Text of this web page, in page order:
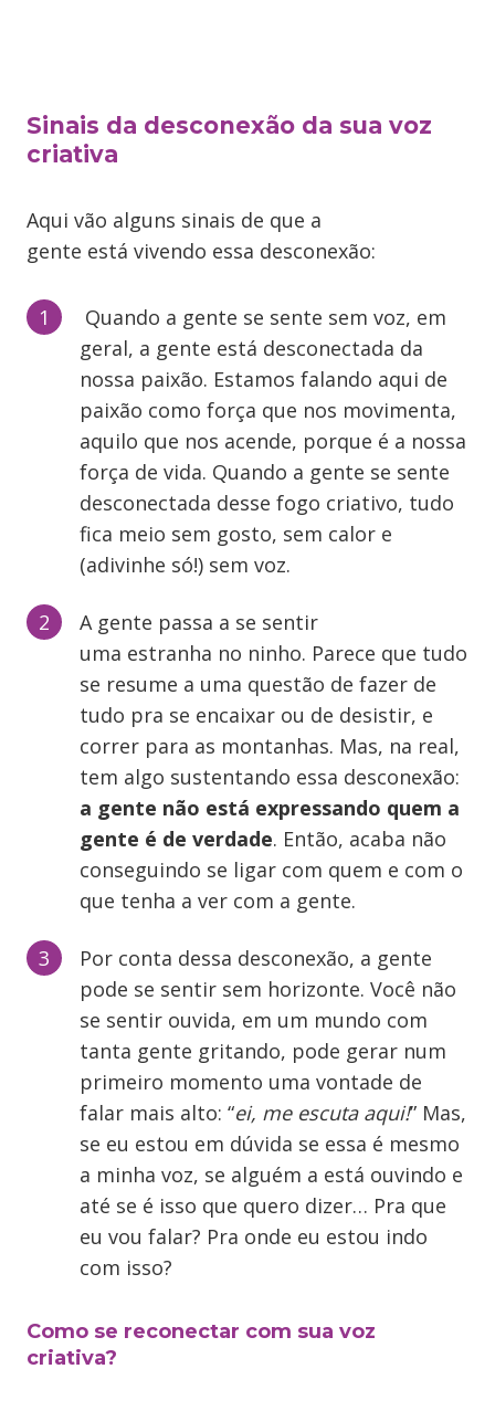
Sinais da desconexão da sua voz
criativa
Aqui vão alguns sinais de que a
gente está vivendo essa desconexão:
Quando a gente se sente sem voz, em
geral, a gente está desconectada da
nossa paixão. Estamos falando aqui de
paixão como força que nos movimenta,
aquilo que nos acende, porque é a nossa
força de vida. Quando a gente se sente
desconectada desse fogo criativo, tudo
fica meio sem gosto, sem calor e
(adivinhe só!) sem voz.
A gente passa a se sentir
uma estranha no ninho. Parece que tudo
se resume a uma questão de fazer de
tudo pra se encaixar ou de desistir, e
correr para as montanhas. Mas, na real,
tem algo sustentando essa desconexão:
a gente não está expressando quem a
gente é de verdade. Então, acaba não
conseguindo se ligar com quem e com o
que tenha a ver com a gente.
Por conta dessa desconexão, a gente
pode se sentir sem horizonte. Você não
se sentir ouvida, em um mundo com
tanta gente gritando, pode gerar num
primeiro momento uma vontade de
falar mais alto: “ei, me escuta aqui!” Mas,
se eu estou em dúvida se essa é mesmo
a minha voz, se alguém a está ouvindo e
até se é isso que quero dizer… Pra que
eu vou falar? Pra onde eu estou indo
com isso?
Como se reconectar com sua voz
criativa?